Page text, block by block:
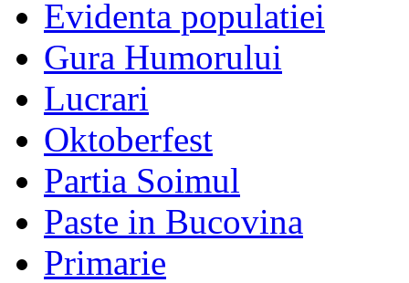
Evidenta populatiei
Gura Humorului
Lucrari
Oktoberfest
Partia Soimul
Paste in Bucovina
Primarie